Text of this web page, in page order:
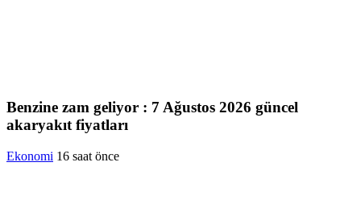
Benzine zam geliyor : 7 Ağustos 2026 güncel
akaryakıt fiyatları
Ekonomi 16 saat önce